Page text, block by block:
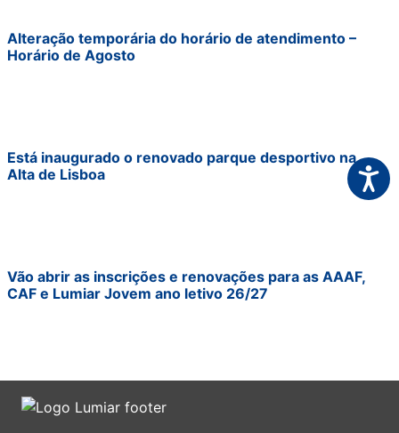
Alteração temporária do horário de atendimento –
Horário de Agosto
Está inaugurado o renovado parque desportivo na
Alta de Lisboa
Vão abrir as inscrições e renovações para as AAAF,
CAF e Lumiar Jovem ano letivo 26/27